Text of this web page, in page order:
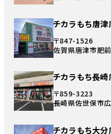
チカラもち唐津
〒847-1526
佐賀県唐津市肥前
チカラもち長崎
〒859-3223
長崎県佐世保市
チカラもち大分